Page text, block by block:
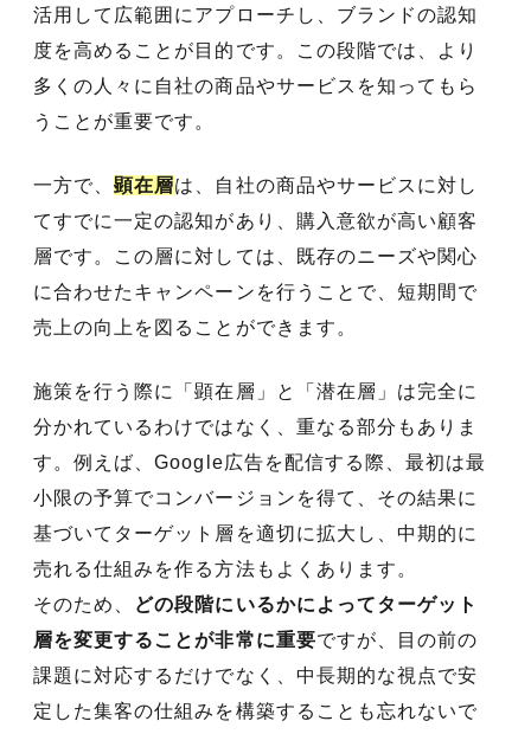
活用して広範囲にアプローチし、ブランドの認知
度を高めることが目的です。この段階では、より
多くの人々に自社の商品やサービスを知ってもら
うことが重要です。
一方で、顕在層は、自社の商品やサービスに対し
てすでに一定の認知があり、購入意欲が高い顧客
層です。この層に対しては、既存のニーズや関心
に合わせたキャンペーンを行うことで、短期間で
売上の向上を図ることができます。
施策を行う際に「顕在層」と「潜在層」は完全に
分かれているわけではなく、重なる部分もありま
す。例えば、Google広告を配信する際、最初は最
小限の予算でコンバージョンを得て、その結果に
基づいてターゲット層を適切に拡大し、中期的に
売れる仕組みを作る方法もよくあります。
そのため、
どの段階にいるかによってターゲット
層を変更することが非常に重要ですが、目の前の
課題に対応するだけでなく、中長期的な視点で安
定した集客の仕組みを構築することも忘れないで